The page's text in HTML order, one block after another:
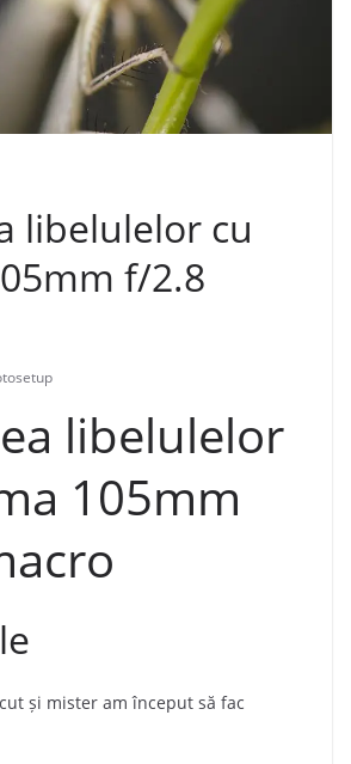
libelulelor cu
f/2.8
libelulelor
105mm
și mister am început să fac